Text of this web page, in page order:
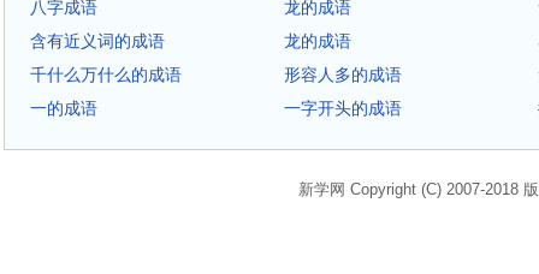
八字成语
龙的成语
含有近义词的成语
龙的成语
千什么万什么的成语
形容人多的成语
一的成语
一字开头的成语
新学网 Copyright (C) 2007-2018